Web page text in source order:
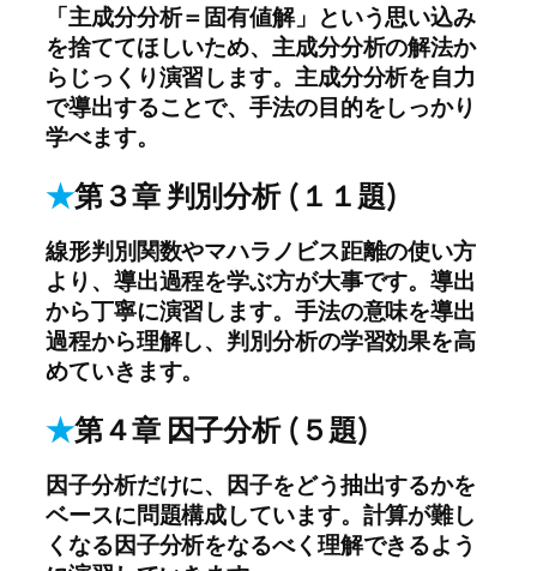
「主成分分析＝固有値解」という思い込み
を捨ててほしいため、主成分分析の解法か
らじっくり演習します。主成分分析を自力
で導出することで、手法の目的をしっかり
学べます。
★第３章 判別分析 (１１題)
線形判別関数やマハラノビス距離の使い方
より、導出過程を学ぶ方が大事です。導出
から丁寧に演習します。手法の意味を導出
過程から理解し、判別分析の学習効果を高
めていきます。
★第４章 因子分析 (５題)
因子分析だけに、因子をどう抽出するかを
ベースに問題構成しています。計算が難し
くなる因子分析をなるべく理解できるよう